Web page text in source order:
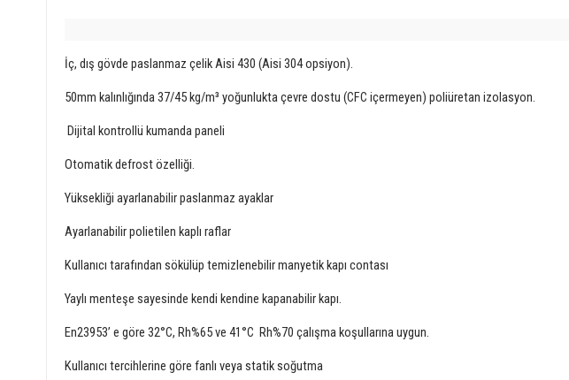
İç, dış gövde paslanmaz çelik Aisi 430 (Aisi 304 opsiyon).
50mm kalınlığında 37/45 kg/m³ yoğunlukta çevre dostu (CFC içermeyen) poliüretan izolasyon.
Dijital kontrollü kumanda paneli
Otomatik defrost özelliği.
Yüksekliği ayarlanabilir paslanmaz ayaklar
Ayarlanabilir polietilen kaplı raflar
Kullanıcı tarafından sökülüp temizlenebilir manyetik kapı contası
Yaylı menteşe sayesinde kendi kendine kapanabilir kapı.
En23953’ e göre 32°C, Rh%65 ve 41°C Rh%70 çalışma koşullarına uygun.
Kullanıcı tercihlerine göre fanlı veya statik soğutma